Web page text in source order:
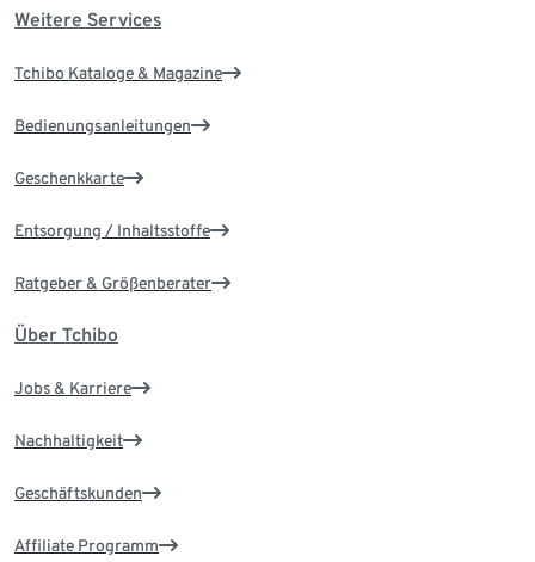
Weitere Services
Tchibo Kataloge & Magazine
Bedienungsanleitungen
Geschenkkarte
Entsorgung / Inhaltsstoffe
Ratgeber & Größenberater
Über Tchibo
Jobs & Karriere
Nachhaltigkeit
Geschäftskunden
Affiliate Programm